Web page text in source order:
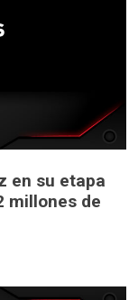
en su etapa
millones de